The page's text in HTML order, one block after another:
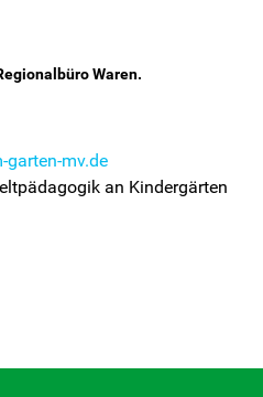
Waren.
mv.de
an Kindergärten